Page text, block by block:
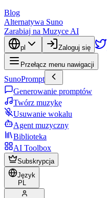
Blog
Alternatywa Suno
Zarabiaj na Muzyce AI
pl Zaloguj się
Przełącz menu nawigacji
SunoPrompt
Generowanie promptów
Twórz muzykę
Usuwanie wokalu
Agent muzyczny
Biblioteka
AI Toolbox
Subskrypcja
Język
PL